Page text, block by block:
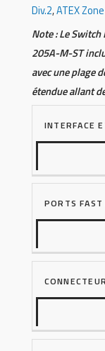
Div.2,ATEX
Note : Le
205A-M-ST
avec une plage
étendue allant
INTERFACE
PORTS